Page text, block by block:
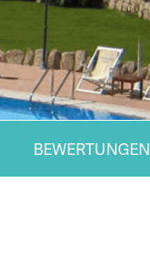
BEWERTUNGEN